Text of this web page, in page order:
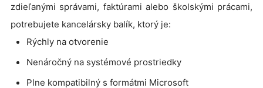
zdieľanými správami, faktúrami alebo školskými prácami,
potrebujete kancelársky balík, ktorý je:
Rýchly na otvorenie
Nenáročný na systémové prostriedky
Plne kompatibilný s formátmi Microsoft